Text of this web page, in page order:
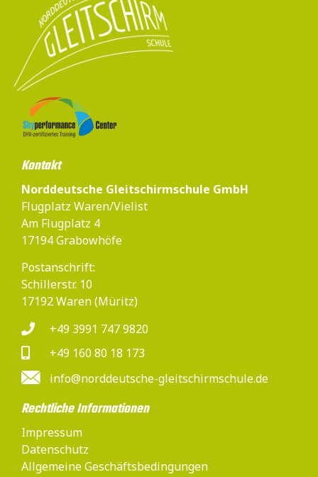
Kontakt
Norddeutsche Gleitschirmschule GmbH
Flugplatz Waren/Vielist
Am Flugplatz 4
17194 Grabowhöfe
Postanschrift:
Schillerstr. 10
17192 Waren (Müritz)
+49 3991 747 9820
+49 160 80 18 173
info@norddeutsche-gleitschirmschule.de
Rechtliche Informationen
Impressum
Datenschutz
Allgemeine Geschäftsbedingungen